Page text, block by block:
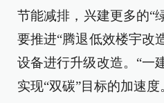
节能减排，兴建更多的“
要推进“腾退低效楼宇改
设备进行升级改造。“一
实现“双碳”目标的加速度